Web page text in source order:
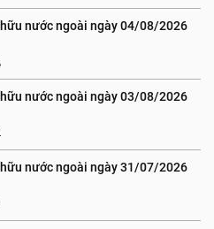
nước ngoài ngày 04/08/2026
nước ngoài ngày 03/08/2026
nước ngoài ngày 31/07/2026